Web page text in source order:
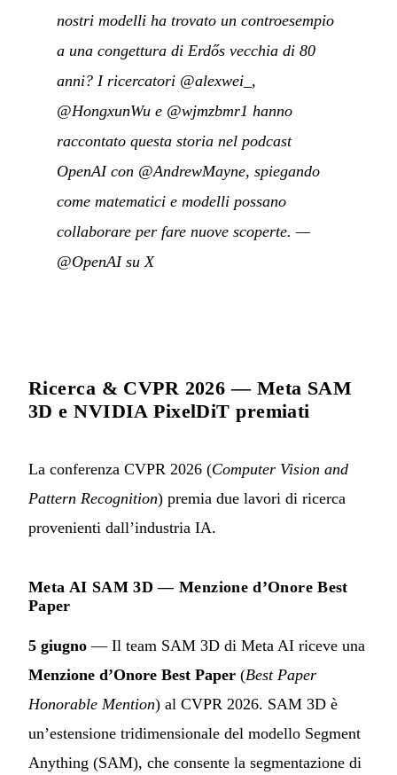
nostri modelli ha trovato un controesempio
a una congettura di Erdős vecchia di 80
anni? I ricercatori @alexwei_,
@HongxunWu e @wjmzbmr1 hanno
raccontato questa storia nel podcast
OpenAI con @AndrewMayne, spiegando
come matematici e modelli possano
collaborare per fare nuove scoperte. —
@OpenAI su X
Ricerca & CVPR 2026 — Meta SAM
3D e NVIDIA PixelDiT premiati
La conferenza CVPR 2026 (Computer Vision and
Pattern Recognition) premia due lavori di ricerca
provenienti dall’industria IA.
Meta AI SAM 3D — Menzione d’Onore Best
Paper
5 giugno — Il team SAM 3D di Meta AI riceve una
Menzione d’Onore Best Paper (Best Paper
Honorable Mention) al CVPR 2026. SAM 3D è
un’estensione tridimensionale del modello Segment
Anything (SAM), che consente la segmentazione di